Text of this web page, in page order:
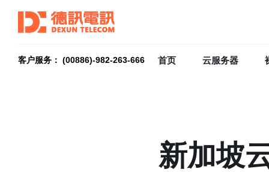
客户服务： (00886)-982-263-666 首页 云服务器
新加坡